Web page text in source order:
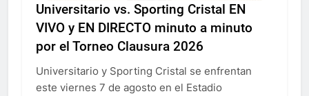
Universitario vs. Sporting Cristal EN
VIVO y EN DIRECTO minuto a minuto
por el Torneo Clausura 2026
Universitario y Sporting Cristal se enfrentan
este viernes 7 de agosto en el Estadio